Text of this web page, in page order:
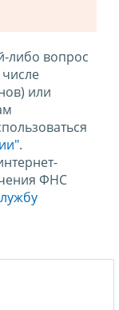
либо вопрос
или
.
ФНС